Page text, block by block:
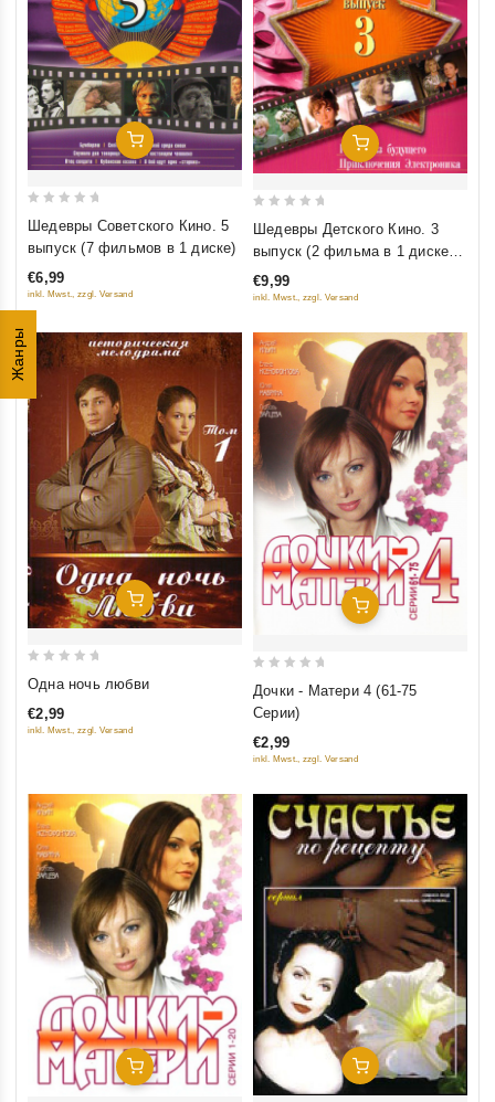
Жанры
Добавить В Корзину
out
5
Шедевры Советского Кино. 5
выпуск (7 фильмов в 1 диске)
€6,99
inkl. Mwst., zzgl. Versand
Добавить В Корзину
out
5
Шедевры Детского Кино. 3
выпуск (2 фильма в 1 диске)
(Гостья из будущего.
Приключения Электроника)
€9,99
inkl. Mwst., zzgl. Versand
Добавить В Корзину
out
of
Одна ночь любви
€2,99
inkl. Mwst., zzgl. Versand
Добавить В Корзину
out
5
Дочки - Матери 4 (61-75
Серии)
€2,99
inkl. Mwst., zzgl. Versand
Добавить В Корзину Добавить В Корзину